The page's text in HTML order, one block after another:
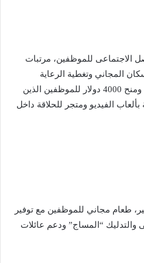
الاجتماعى للموظفين، مرتبات
المجاني وتغطية الرعاية
الصحية، وإجازة لرعاية الطفل، ومنح 4000 دولار للموظفين الذين
الفيديو ومتجر للحلاقة داخل
طعام مجاني للموظفين مع توفير
“المساج” ودعم عائلات